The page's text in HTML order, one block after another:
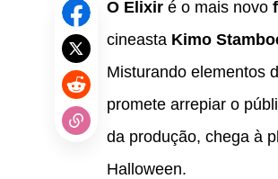
O Elixiré o mais novo
cineasta Kimo
Misturando elementos
promete arrepiar o
da produção, chega à
Halloween.